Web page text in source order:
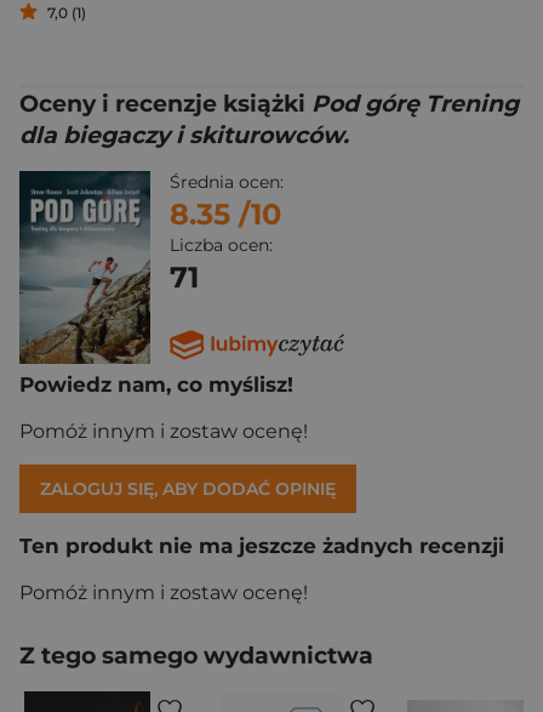
7,0 (1)
Oceny i recenzje książki Pod górę Trening
dla biegaczy i skiturowców.
Średnia ocen:
8.35 /10
Liczba ocen:
71
Powiedz nam, co myślisz!
Pomóż innym i zostaw ocenę!
ZALOGUJ SIĘ, ABY DODAĆ OPINIĘ
Ten produkt nie ma jeszcze żadnych recenzji
Pomóż innym i zostaw ocenę!
Z tego samego wydawnictwa